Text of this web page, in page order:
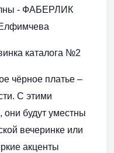
- ФАБЕРЛИК
каталога №2
чёрное платье –
С этими
будут уместны
вечеринке или
акценты